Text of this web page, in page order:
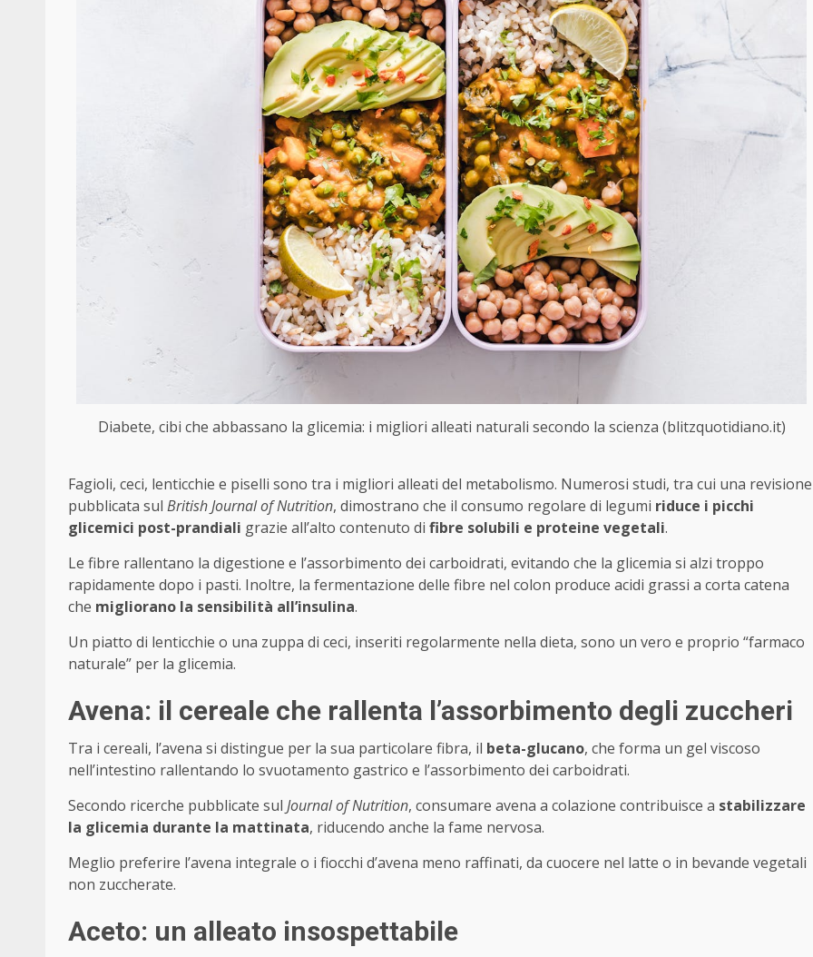
Diabete, cibi che abbassano la glicemia: i migliori alleati naturali secondo la scienza (blitzquotidiano.it)
Fagioli, ceci, lenticchie e piselli sono tra i migliori alleati del metabolismo. Numerosi studi, tra cui una revisione
pubblicata sul British Journal of Nutrition, dimostrano che il consumo regolare di legumi riduce i picchi
glicemici post-prandiali grazie all’alto contenuto di fibre solubili e proteine vegetali.
Le fibre rallentano la digestione e l’assorbimento dei carboidrati, evitando che la glicemia si alzi troppo
rapidamente dopo i pasti. Inoltre, la fermentazione delle fibre nel colon produce acidi grassi a corta catena
che migliorano la sensibilità all’insulina.
Un piatto di lenticchie o una zuppa di ceci, inseriti regolarmente nella dieta, sono un vero e proprio “farmaco
naturale” per la glicemia.
Avena: il cereale che rallenta l’assorbimento degli zuccheri
Tra i cereali, l’avena si distingue per la sua particolare fibra, il beta-glucano, che forma un gel viscoso
nell’intestino rallentando lo svuotamento gastrico e l’assorbimento dei carboidrati.
Secondo ricerche pubblicate sul Journal of Nutrition, consumare avena a colazione contribuisce a stabilizzare
la glicemia durante la mattinata, riducendo anche la fame nervosa.
Meglio preferire l’avena integrale o i fiocchi d’avena meno raffinati, da cuocere nel latte o in bevande vegetali
non zuccherate.
Aceto: un alleato insospettabile